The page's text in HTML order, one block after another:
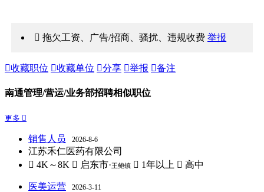
 拖欠工资、广告/招商、骚扰、违规收费举报
收藏职位 收藏单位 分享 举报 备注
南通管理/营运/业务部招聘相似职位
更多 
销售人员 2026-8-6
江苏禾仁医药有限公司
 4K～8K  启东市·王鲍镇  1年以上  高中
医美运营 2026-3-11